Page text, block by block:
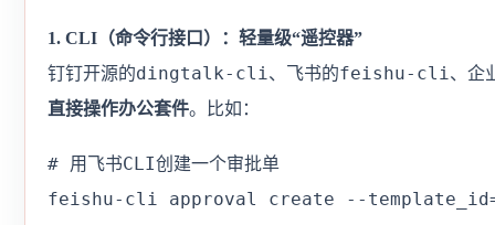
1. CLI（命令行接口）：轻量级“遥控器”
钉钉开源的dingtalk-cli、飞书的feishu-cli、企
直接操作办公套件。比如：
# 用飞书CLI创建一个审批单
feishu-cli approval create --